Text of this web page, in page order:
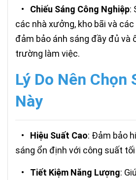
• Chiếu Sáng Công Nghiệp:
các nhà xưởng, kho bãi và
đảm bảo ánh sáng đầy đủ và
trường làm việc.
Lý Do Nên Chọn
Này
• Hiệu Suất Cao: Đảm bảo
sáng ổn định với công suất tối
• Tiết Kiệm Năng Lượng: